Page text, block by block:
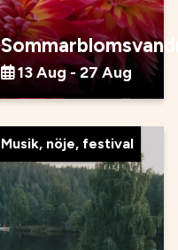
13 Aug - 27 Aug
Musik, nöje, festival